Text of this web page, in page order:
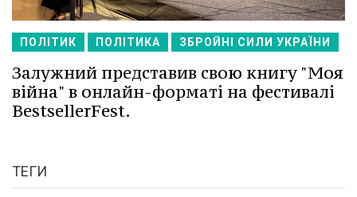
ПОЛІТИК ПОЛІТИКА ЗБРОЙНІ СИЛИ УКРАЇНИ
Залужний представив свою книгу "Моя
війна" в онлайн-форматі на фестивалі
BestsellerFest.
ТЕГИ